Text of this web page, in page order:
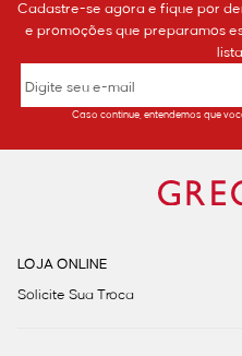
Cadastre-se agora e fique por
e promoções que preparamos
Caso continue, entendemos que
LOJA ONLINE
Solicite Sua Troca